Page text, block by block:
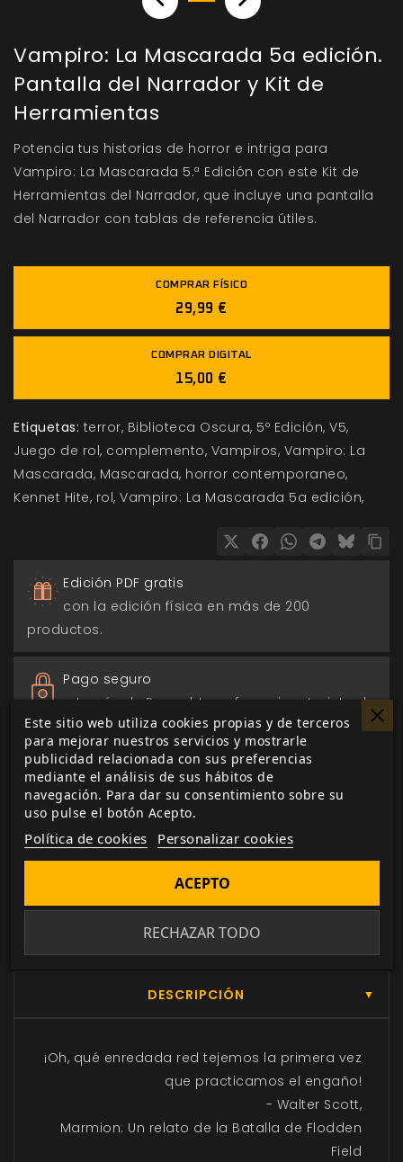
Vampiro: La Mascarada 5a edición.
Pantalla del Narrador y Kit de
Herramientas
Potencia tus historias de horror e intriga para
Vampiro: La Mascarada 5.ª Edición con este Kit de
Herramientas del Narrador, que incluye una pantalla
del Narrador con tablas de referencia útiles.
COMPRAR FÍSICO
29,99 €
COMPRAR DIGITAL
15,00 €
Etiquetas: terror Biblioteca Oscura 5º Edición V5
Juego de rol complemento Vampiros Vampiro: La
Mascarada Mascarada horror contemporaneo
Kennet Hite rol Vampiro: La Mascarada 5a edición
Edición PDF gratis
con la edición física en más de 200
productos.
Pago seguro
a través de Paypal, transferencia o tarjeta de
crédito.
Entrega 24/48h
para envios nacionales.
Biblioteca digital
DESCRIPCIÓN ▼
¡Oh, qué enredada red tejemos la primera vez
que practicamos el engaño!
- Walter Scott,
Marmion: Un relato de la Batalla de Flodden
Field
Este sitio web utiliza cookies propias y de terceros
para mejorar nuestros servicios y mostrarle
publicidad relacionada con sus preferencias
mediante el análisis de sus hábitos de
navegación. Para dar su consentimiento sobre su
uso pulse el botón Acepto.
Política de cookies Personalizar cookies
RECHAZAR TODO
ACEPTO